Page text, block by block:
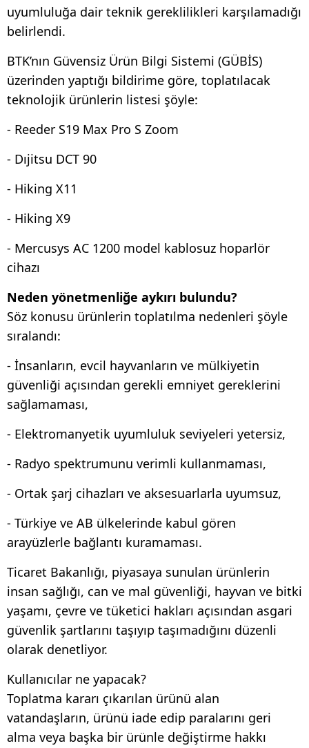
uyumluluğa dair teknik gereklilikleri karşılamadığı
belirlendi.
BTK’nın Güvensiz Ürün Bilgi Sistemi (GÜBİS)
üzerinden yaptığı bildirime göre, toplatılacak
teknolojik ürünlerin listesi şöyle:
- Reeder S19 Max Pro S Zoom
- Dıjitsu DCT 90
- Hiking X11
- Hiking X9
- Mercusys AC 1200 model kablosuz hoparlör
cihazı
Neden yönetmenliğe aykırı bulundu?
Söz konusu ürünlerin toplatılma nedenleri şöyle
sıralandı:
- İnsanların, evcil hayvanların ve mülkiyetin
güvenliği açısından gerekli emniyet gereklerini
sağlamaması,
- Elektromanyetik uyumluluk seviyeleri yetersiz,
- Radyo spektrumunu verimli kullanmaması,
- Ortak şarj cihazları ve aksesuarlarla uyumsuz,
- Türkiye ve AB ülkelerinde kabul gören
arayüzlerle bağlantı kuramaması.
Ticaret Bakanlığı, piyasaya sunulan ürünlerin
insan sağlığı, can ve mal güvenliği, hayvan ve bitki
yaşamı, çevre ve tüketici hakları açısından asgari
güvenlik şartlarını taşıyıp taşımadığını düzenli
olarak denetliyor.
Kullanıcılar ne yapacak?
Toplatma kararı çıkarılan ürünü alan
vatandaşların, ürünü iade edip paralarını geri
alma veya başka bir ürünle değiştirme hakkı